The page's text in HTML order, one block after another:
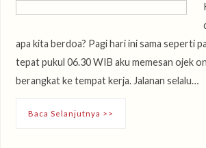
apa kita berdoa? Pagi hari ini sama seperti
tepat pukul 06.30 WIB aku memesan ojek
berangkat ke tempat kerja. Jalanan selalu…
Baca Selanjutnya >>